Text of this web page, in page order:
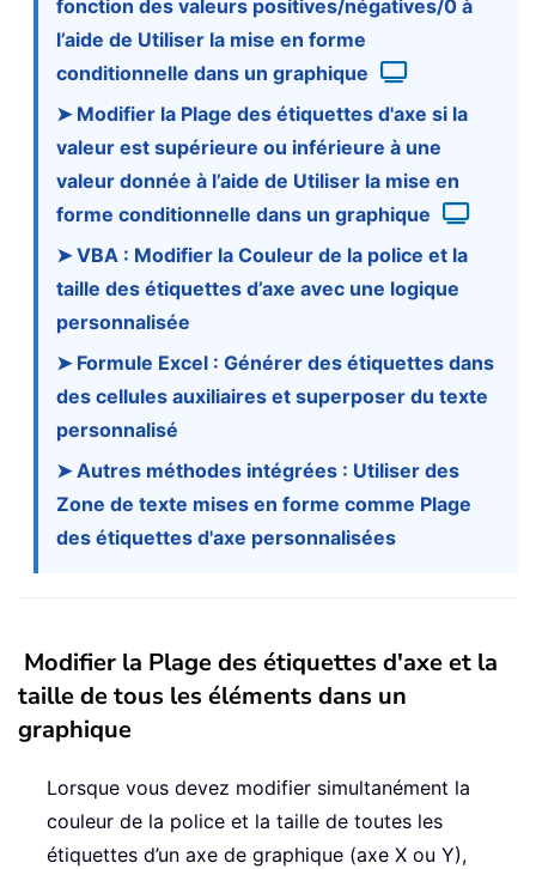
fonction des valeurs positives/négatives/0 à
l’aide de Utiliser la mise en forme
conditionnelle dans un graphique
➤ Modifier la Plage des étiquettes d'axe si la
valeur est supérieure ou inférieure à une
valeur donnée à l’aide de Utiliser la mise en
forme conditionnelle dans un graphique
➤ VBA : Modifier la Couleur de la police et la
taille des étiquettes d’axe avec une logique
personnalisée
➤ Formule Excel : Générer des étiquettes dans
des cellules auxiliaires et superposer du texte
personnalisé
➤ Autres méthodes intégrées : Utiliser des
Zone de texte mises en forme comme Plage
des étiquettes d'axe personnalisées
Modifier la Plage des étiquettes d'axe et la
taille de tous les éléments dans un
graphique
Lorsque vous devez modifier simultanément la
couleur de la police et la taille de toutes les
étiquettes d’un axe de graphique (axe X ou Y),